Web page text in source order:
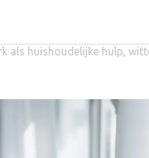
als huishoudelijke hulp,